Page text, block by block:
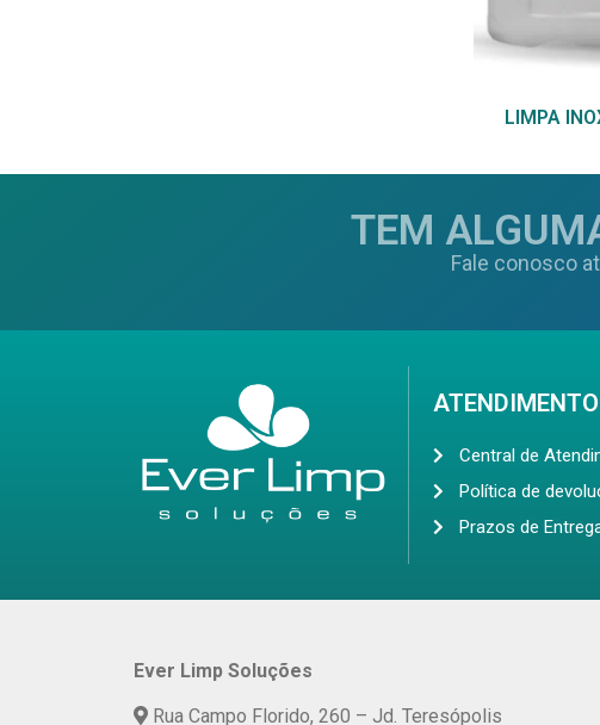
LIMPA
TEM
Fale conosco
ATENDIMENTO
Central de
Política de
Prazos de
Ever Limp Soluções
Rua Campo Florido, 260 – Jd. Teresópolis